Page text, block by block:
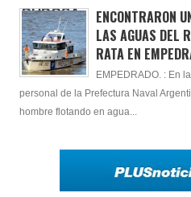
ENCONTRARON
LAS AGUAS DEL
RATA EN
EMPEDRADO. : En
personal de la Prefectura Naval
hombre flotando en agua...